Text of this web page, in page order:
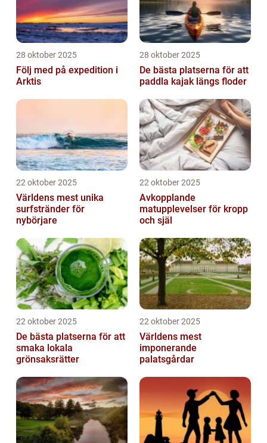
28 oktober 2025
Följ med på expedition i
Arktis
28 oktober 2025
De bästa platserna för att
paddla kajak längs floder
22 oktober 2025
Världens mest unika
surfstränder för
nybörjare
22 oktober 2025
Avkopplande
matupplevelser för kropp
och själ
22 oktober 2025
De bästa platserna för att
smaka lokala
grönsaksrätter
22 oktober 2025
Världens mest
imponerande
palatsgårdar